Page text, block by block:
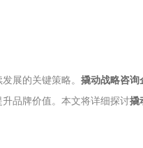
展的关键策略。 撬动战略咨询
品牌价值。本文将详细探讨撬